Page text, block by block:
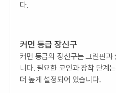
다.
커먼 등급 장신구
커먼 등급의 장신구는 그린핀과
니다. 필요한 코인과 장착 단계
더 높게 설정되어 있습니다.